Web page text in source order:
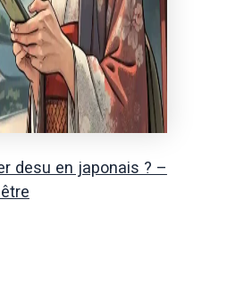
desu en japonais ? –